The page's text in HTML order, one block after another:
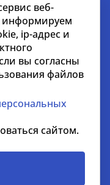
носит
данных
веб-
информируем
ip-адрес и
вы согласны
файлов
сайтом.